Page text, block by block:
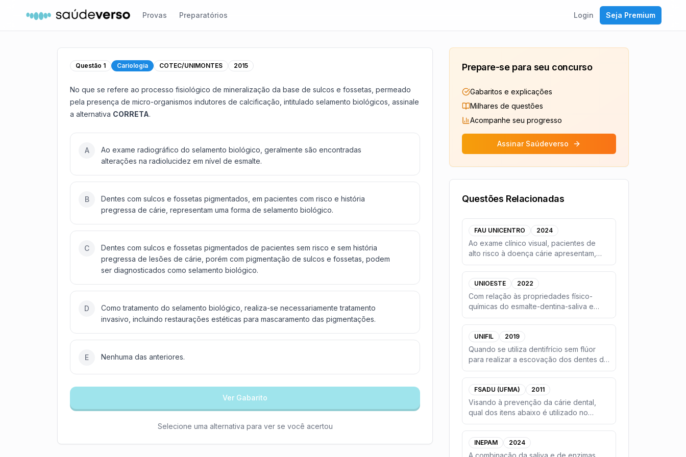
Provas Preparatórios Login Seja Premium
Questão 1 Cariologia COTEC/UNIMONTES 2015
No que se refere ao processo fisiológico de mineralização da base de sulcos e fossetas, permeado
pela presença de micro-organismos indutores de calcificação, intitulado selamento biológicos, assinale
a alternativa CORRETA.
A
Ao exame radiográfico do selamento biológico, geralmente são encontradas
alterações na radiolucidez em nível de esmalte.
B
Dentes com sulcos e fossetas pigmentados, em pacientes com risco e história
pregressa de cárie, representam uma forma de selamento biológico.
C
Dentes com sulcos e fossetas pigmentados de pacientes sem risco e sem história
pregressa de lesões de cárie, porém com pigmentação de sulcos e fossetas, podem
ser diagnosticados como selamento biológico.
D
Como tratamento do selamento biológico, realiza-se necessariamente tratamento
invasivo, incluindo restaurações estéticas para mascaramento das pigmentações.
E Nenhuma das anteriores.
Ver Gabarito
Selecione uma alternativa para ver se você acertou
Prepare-se para seu concurso
Gabaritos e explicações
Milhares de questões
Acompanhe seu progresso
Assinar Saúdeverso
Questões Relacionadas
FAU UNICENTRO 2024
Ao exame clínico visual, pacientes de
alto risco à doença cárie apresentam,
exceto:...
UNIOESTE 2022
Com relação às propriedades físico-
químicas do esmalte-dentina-saliva e
suas implicações clínicas, a...
UNIFIL 2019
Quando se utiliza dentifrício sem flúor
para realizar a escovação dos dentes de
uma criança, com qua...
FSADU (UFMA) 2011
Visando à prevenção da cárie dental,
qual dos itens abaixo é utilizado no
controle mecânico da placa...
INEPAM 2024
A combinação da saliva e de enzimas